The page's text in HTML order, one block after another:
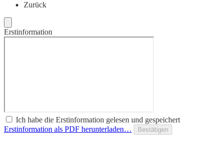
Zurück
Erstinformation
Ich habe die Erstinformation gelesen und gespeichert
Erstinformation als PDF herunterladen…
Bestätigen